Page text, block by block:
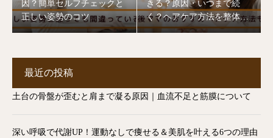
因？簡単セルフチェックと
正しい姿勢のコツ
きる？原因・いつまで続
く？ヘアケア方法を整体師
が解説【志木市】
最近の投稿
土台の骨盤が歪むと肩まで凝る原因｜血流不足と筋膜について
深い呼吸で代謝UP！運動なしで痩せる＆美肌を叶える6つの理由